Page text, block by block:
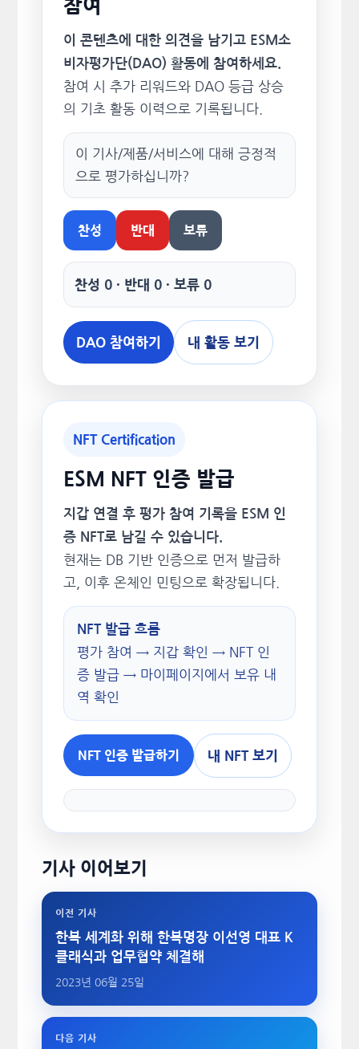
참여
이 콘텐츠에 대한 의견을 남기고 ESM소
비자평가단(DAO) 활동에 참여하세요.
참여 시 추가 리워드와 DAO 등급 상승
의 기초 활동 이력으로 기록됩니다.
이 기사/제품/서비스에 대해 긍정적
으로 평가하십니까?
찬성 반대 보류
찬성 0 · 반대 0 · 보류 0
DAO 참여하기 내 활동 보기
NFT Certification
ESM NFT 인증 발급
지갑 연결 후 평가 참여 기록을 ESM 인
증 NFT로 남길 수 있습니다.
현재는 DB 기반 인증으로 먼저 발급하
고, 이후 온체인 민팅으로 확장됩니다.
NFT 발급 흐름
평가 참여 → 지갑 확인 → NFT 인
증 발급 → 마이페이지에서 보유 내
역 확인
NFT 인증 발급하기 내 NFT 보기
기사 이어보기
이전 기사
한복 세계화 위해 한복명장 이선영 대표 K
클래식과 업무협약 체결해
2023년 06월 25일
다음 기사